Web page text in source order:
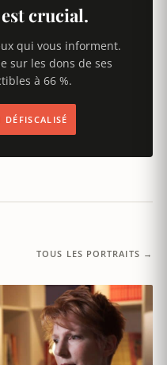
crucial.
qui vous informent.
sur les dons de ses
à 66 %.
TOUS LES PORTRAITS →